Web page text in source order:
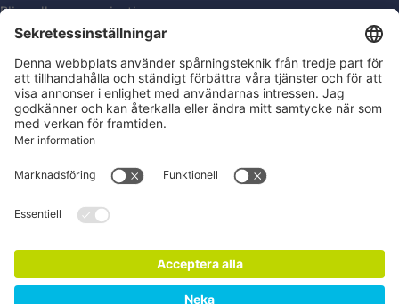
Bli medlemsorganisation
Ge en gåva
Följ oss på sociala medier
Nyhetsbrev